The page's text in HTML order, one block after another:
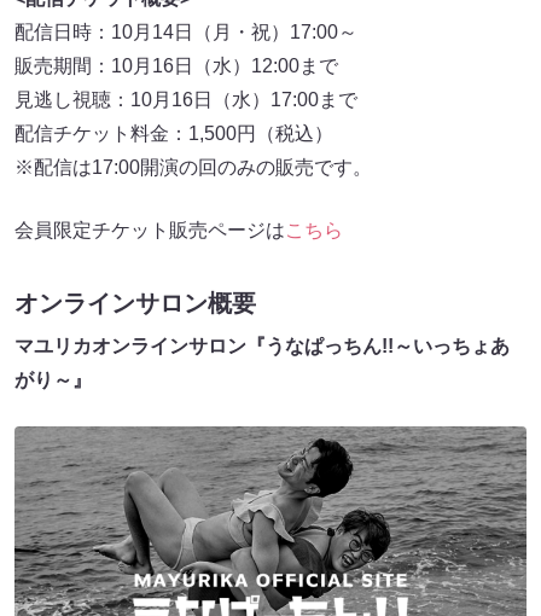
配信日時：10月14日（月・祝）17:00～
販売期間：10月16日（水）12:00まで
見逃し視聴：10月16日（水）17:00まで
配信チケット料金：1,500円（税込）
※配信は17:00開演の回のみの販売です。
会員限定チケット販売ページはこちら
オンラインサロン概要
マユリカオンラインサロン『うなぱっちん!!～いっちょあ
がり～』